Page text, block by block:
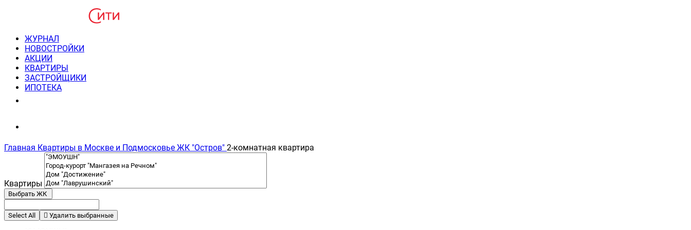
ЖУРНАЛ
НОВОСТРОЙКИ
АКЦИИ
КВАРТИРЫ
ЗАСТРОЙЩИКИ
ИПОТЕКА
Главная Квартиры в Москве и Подмосковье ЖК "Остров" 2-комнатная квартира
Квартиры
Выбрать ЖК
Select All Удалить выбранные